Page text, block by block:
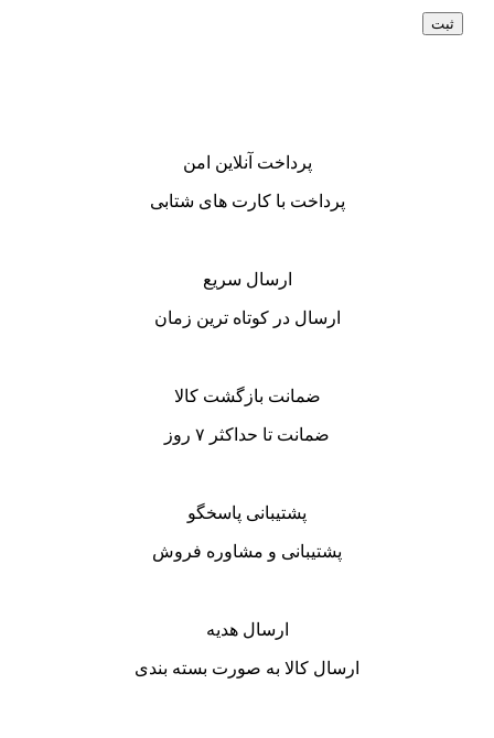
پرداخت آنلاین امن
پرداخت با کارت های شتابی
ارسال سریع
ارسال در کوتاه ترین زمان
ضمانت بازگشت کالا
ضمانت تا حداکثر ۷ روز
پشتیبانی پاسخگو
پشتیبانی و مشاوره فروش
ارسال هدیه
ارسال کالا به صورت بسته بندی